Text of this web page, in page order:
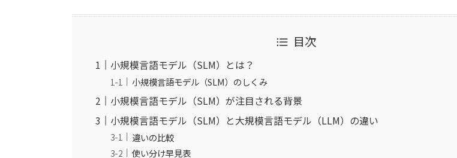
目次
小規模言語モデル（SLM）とは？
小規模言語モデル（SLM）のしくみ
小規模言語モデル（SLM）が注目される背景
小規模言語モデル（SLM）と大規模言語モデル（LLM）の違い
違いの比較
使い分け早見表